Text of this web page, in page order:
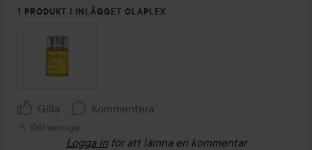
1 PRODUKT I INLÄGGET OLAPLEX
Gilla Kommentera
1061 visningar
Logga in för att lämna en kommentar